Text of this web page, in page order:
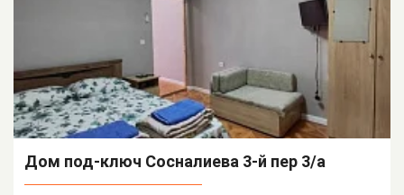
Дом под-ключ Сосналиева 3-й пер 3/а